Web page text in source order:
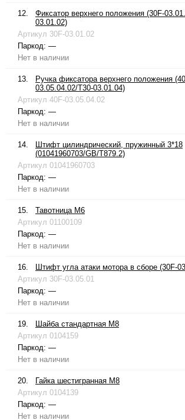
12.
Фиксатор верхнего положения (30F-
03.01.02)
Артикул 30F-03.01.02
Паркод: —
Нет в наличии
13.
Ручка фиксатора верхнего положения
03.05.04.02/T30-03.01.04)
Артикул 40F-03.05.04.02
Паркод: —
Нет в наличии
14.
Штифт цилиндрический, пружинный 3*18
(01041960703/GB/T879.2)
Артикул 01041960703
Паркод: —
Нет в наличии
15.
Тавотница М6
Артикул 01100109
Паркод: —
Нет в наличии
16.
Штифт угла атаки мотора в сборе (30F-
Артикул 30F-03.05.01
Паркод: —
Нет в наличии
19.
Шайба стандартная М8
Артикул 0104159
Паркод: —
Нет в наличии
20.
Гайка шестигранная М8
Артикул 0104139
Паркод: —
Нет в наличии